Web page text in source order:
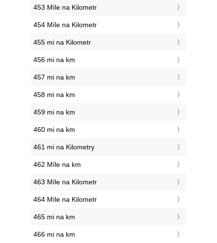
453 Míle na Kilometr
454 Míle na Kilometr
455 mi na Kilometr
456 mi na km
457 mi na km
458 mi na km
459 mi na km
460 mi na km
461 mi na Kilometry
462 Míle na km
463 Míle na Kilometr
464 Míle na Kilometr
465 mi na km
466 mi na km